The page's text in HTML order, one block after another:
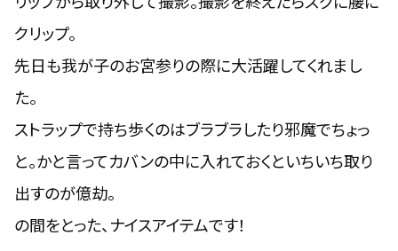
クリップ。
先日も我が子のお宮参りの際に大活躍してくれまし
た。
ストラップで持ち歩くのはブラブラしたり邪魔でちょっ
と。かと言ってカバンの中に入れておくといちいち取り
出すのが億劫。
の間をとった、ナイスアイテムです！